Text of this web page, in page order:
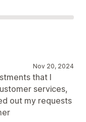
Nov 20, 2024
that I
services,
out my requests